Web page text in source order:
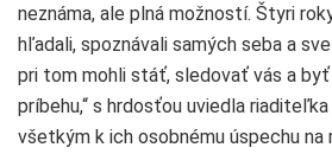
neznáma, ale plná možností. Štyri
hľadali, spoznávali samých seba a
pri tom mohli stáť, sledovať vás a
príbehu,“ s hrdosťou uviedla
všetkým k ich osobnému úspechu na